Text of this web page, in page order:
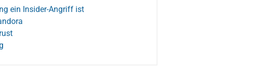
ein Insider-Angriff ist